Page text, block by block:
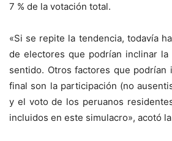
7 % de la votación total.
«Si se repite la tendencia, todavía
de electores que podrían inclinar
sentido. Otros factores que
final son la participación (no
y el voto de los peruanos
incluidos en este simulacro», acotó